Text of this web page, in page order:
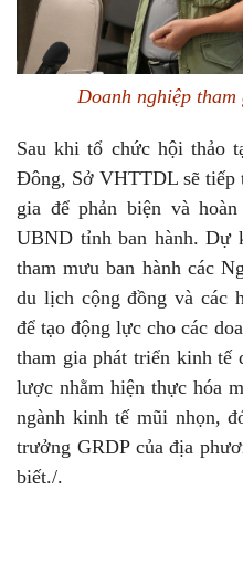
Doanh nghiệp
Sau khi tổ chức hội thảo
Đông, Sở VHTTDL sẽ tiếp
gia để phản biện và
UBND tỉnh ban hành. Dự
tham mưu ban hành các
du lịch cộng đồng và các
để tạo động lực cho các
tham gia phát triển kinh
lược nhằm hiện thực hóa
ngành kinh tế mũi nhọn,
trưởng GRDP của địa
biết./.